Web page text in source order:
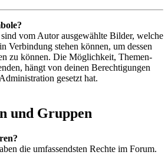
vom Autor ausgewählte Bilder, welche
Verbindung stehen können, um dessen
zu können. Die Möglichkeit, Themen-
hängt von deinen Berechtigungen
gesetzt hat.
und Gruppen
die umfassendsten Rechte im Forum.